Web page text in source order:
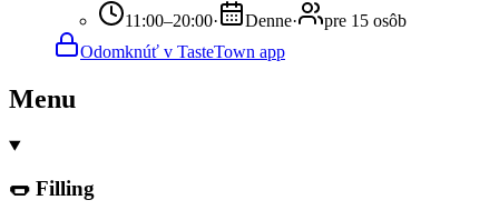
11:00–20:00· Denne·
pre 15 osôb
Odomknúť v TasteTown app
Menu
🌭 Filling